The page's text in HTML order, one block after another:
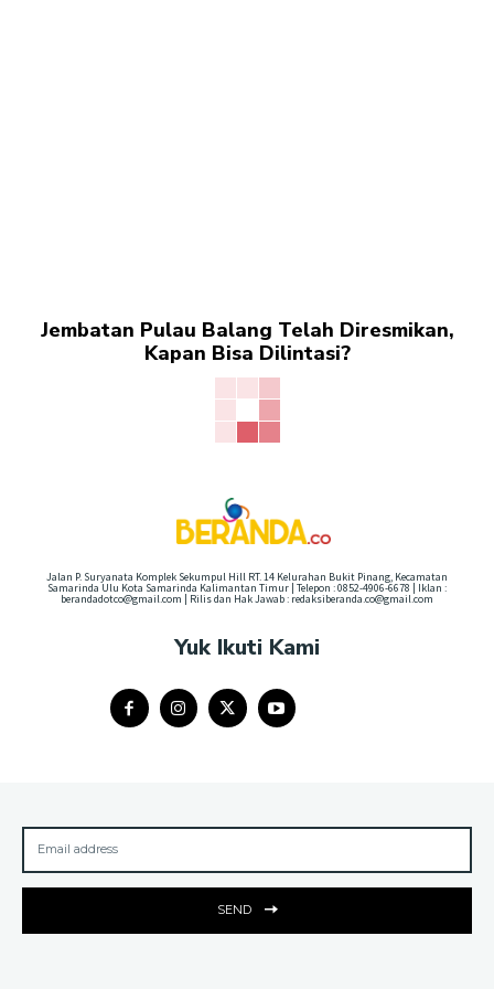
Jembatan Pulau Balang Telah Diresmikan,
Kapan Bisa Dilintasi?
Jalan P. Suryanata Komplek Sekumpul Hill RT. 14 Kelurahan Bukit Pinang, Kecamatan
Samarinda Ulu Kota Samarinda Kalimantan Timur | Telepon : 0852-4906-6678 | Iklan :
berandadotco@gmail.com | Rilis dan Hak Jawab : redaksiberanda.co@gmail.com
Yuk Ikuti Kami
SEND